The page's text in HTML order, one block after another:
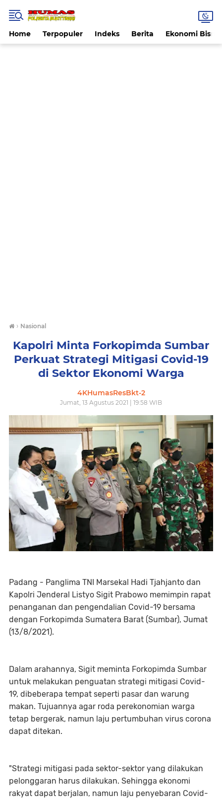
Home Terpopuler Indeks Berita Ekonomi Bisnis
› Nasional
Kapolri Minta Forkopimda Sumbar
Perkuat Strategi Mitigasi Covid-19
di Sektor Ekonomi Warga
4KHumasResBkt-2
Jumat, 13 Agustus 2021 | 19:58 WIB
Padang - Panglima TNI Marsekal Hadi Tjahjanto dan
Kapolri Jenderal Listyo Sigit Prabowo memimpin rapat
penanganan dan pengendalian Covid-19 bersama
dengan Forkopimda Sumatera Barat (Sumbar), Jumat
(13/8/2021).
Dalam arahannya, Sigit meminta Forkopimda Sumbar
untuk melakukan penguatan strategi mitigasi Covid-
19, dibeberapa tempat seperti pasar dan warung
makan. Tujuannya agar roda perekonomian warga
tetap bergerak, namun laju pertumbuhan virus corona
dapat ditekan.
"Strategi mitigasi pada sektor-sektor yang dilakukan
pelonggaran harus dilakukan. Sehingga ekonomi
rakyat dapat berjalan, namun laju penyebaran Covid-